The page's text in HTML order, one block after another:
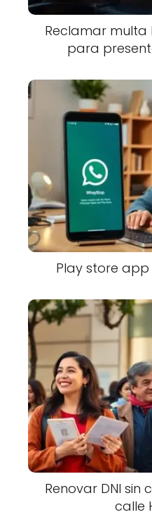
Reclamar multa
para
Play store
Renovar DNI sin
calle